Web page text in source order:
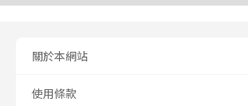
關於本網站
使用條款